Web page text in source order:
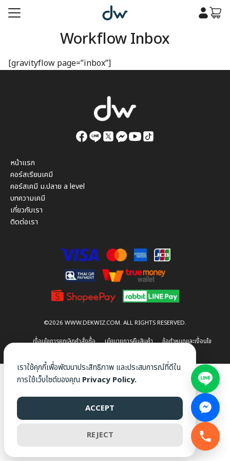
Skip
มี
ก
Workflow Inbox
[gravityflow page=”inbox”]
หน้าแรก
คอร์สเรียนเคมี
คอร์สเคมี ม.ปลาย a level
บทความเคมี
เกี่ยวกับเรา
ติดต่อเรา
©2026 WWW.DEKWIZ.COM. ALL RIGHTS RESERVED.
เงื่อนไขการยกเลิกคำสั่งซื้อ นโยบายการคืนสินค้า
ข้อกำหนดและเงื่อนไข
เราใช้คุกกี้เพื่อพัฒนาประสิทธิภาพ และประสบการณ์ที่ดีใน
การใช้เว็บไซต์ของคุณ Privacy Policy.
ACCEPT
REJECT